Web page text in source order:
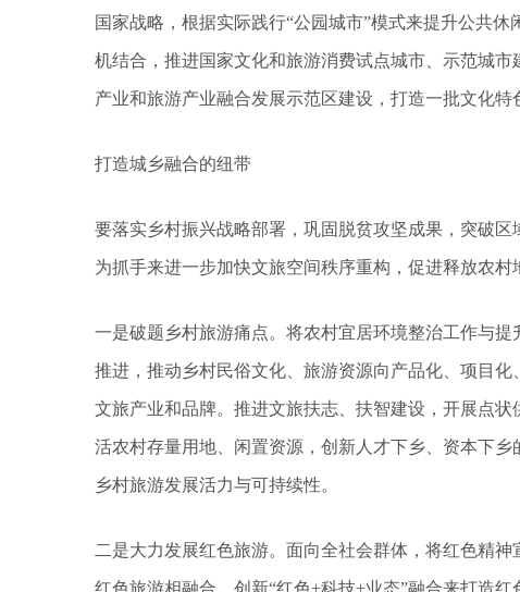
国家战略，根据实际践行“公园城市”模式来提升公共
机结合，推进国家文化和旅游消费试点城市、示范城
产业和旅游产业融合发展示范区建设，打造一批文化特
打造城乡融合的纽带
要落实乡村振兴战略部署，巩固脱贫攻坚成果，突破
为抓手来进一步加快文旅空间秩序重构，促进释放农村
一是破题乡村旅游痛点。将农村宜居环境整治工作与
推进，推动乡村民俗文化、旅游资源向产品化、项目
文旅产业和品牌。推进文旅扶志、扶智建设，开展点
活农村存量用地、闲置资源，创新人才下乡、资本下
乡村旅游发展活力与可持续性。
二是大力发展红色旅游。面向全社会群体，将红色精
红色旅游相融合。创新“红色+科技+业态”融合来打造